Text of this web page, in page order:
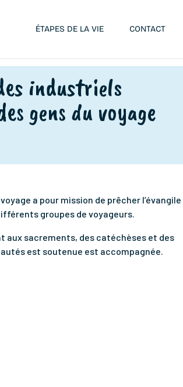
ÉTAPES DE LA VIE CONTACT
industriels
gens du voyage
a pour mission de prêcher l’évangile
groupes de voyageurs.
aux sacrements, des catéchèses et des
est soutenue est accompagnée.